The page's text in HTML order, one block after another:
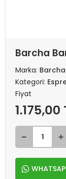
Barcha
Marka: Barcha
Kategori:
Fiyat
1.175,00